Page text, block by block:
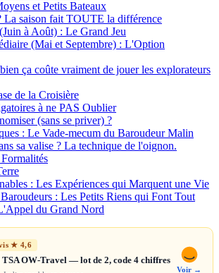
et Petits Bateaux
La saison fait TOUTE la différence
à Août) : Le Grand Jeu
(Mai et Septembre) : L'Option
ça coûte vraiment de jouer les explorateurs
de la Croisière
à ne PAS Oublier
(sans se priver) ?
: Le Vade-mecum du Baroudeur Malin
sa valise ? La technique de l'oignon.
: Les Expériences qui Marquent une Vie
: Les Petits Riens qui Font Tout
du Grand Nord
★ 4,6
TSA OW-Travel — lot de 2, code 4 chiffres
Voir →